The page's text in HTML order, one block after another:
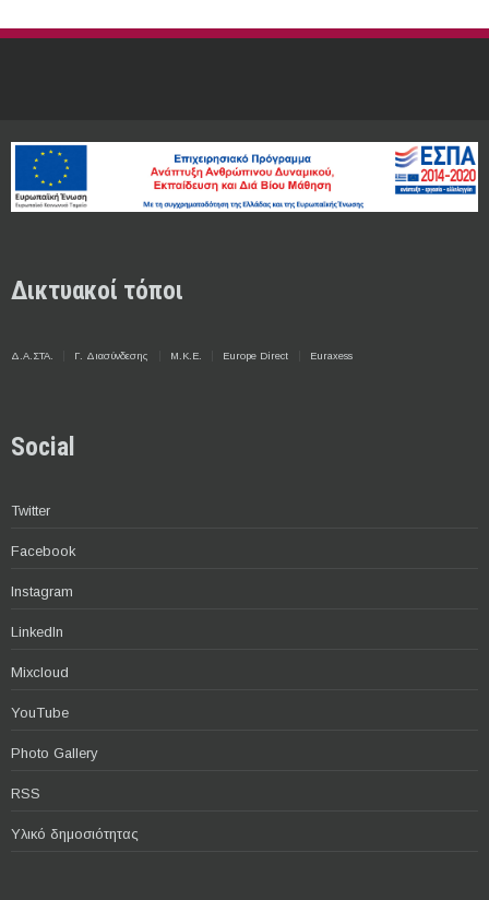
Δικτυακοί τόποι
Δ.Α.ΣΤΑ. Γ. Διασύνδεσης Μ.Κ.Ε. Europe Direct Euraxess
Social
Twitter
Facebook
Instagram
LinkedIn
Mixcloud
YouTube
Photo Gallery
RSS
Υλικό δημοσιότητας